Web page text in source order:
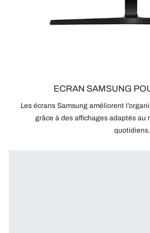
ECRAN SAMSUNG
Les écrans Samsung améliorent
grâce à des affichages adaptés au
quotidiens.